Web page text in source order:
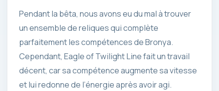
Pendant la bêta, nous avons eu du mal à trouver
un ensemble de reliques qui complète
parfaitement les compétences de Bronya.
Cependant, Eagle of Twilight Line fait un travail
décent, car sa compétence augmente sa vitesse
et lui redonne de l’énergie après avoir agi.